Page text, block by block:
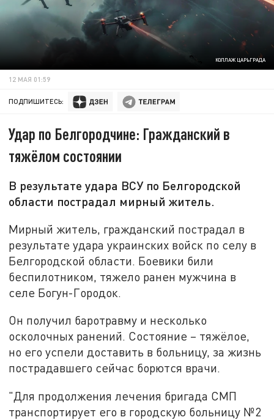
КОЛЛАЖ ЦАРЬГРАДА
12 МАЯ 01:59
ПОДПИШИТЕСЬ:
Удар по Белгородчине: Гражданский в
тяжёлом состоянии
В результате удара ВСУ по Белгородской
области пострадал мирный житель.
Мирный житель, гражданский пострадал в
результате удара украинских войск по селу в
Белгородской области. Боевики били
беспилотником, тяжело ранен мужчина в
селе Богун-Городок.
Он получил баротравму и несколько
осколочных ранений. Состояние – тяжёлое,
но его успели доставить в больницу, за жизнь
пострадавшего сейчас борются врачи.
"Для продолжения лечения бригада СМП
транспортирует его в городскую больницу №2